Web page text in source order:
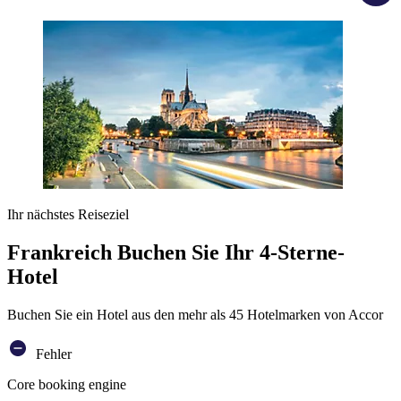
Ihr nächstes Reiseziel
Frankreich Buchen Sie Ihr 4-Sterne-
Hotel
Buchen Sie ein Hotel aus den mehr als 45 Hotelmarken von Accor
Fehler
Core booking engine